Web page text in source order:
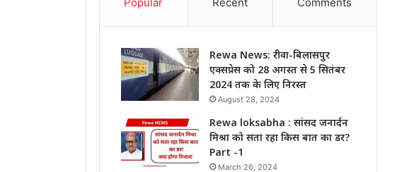
Rewa News: रीवा-बिलासपुर
एक्सप्रेस को 28 अगस्त से 5 सितंबर
2024 तक के लिए निरस्त
August 28, 2024
Rewa loksabha : सांसद जनार्दन
मिश्रा को सता रहा किस बात का डर?
Part -1
March 26, 2024